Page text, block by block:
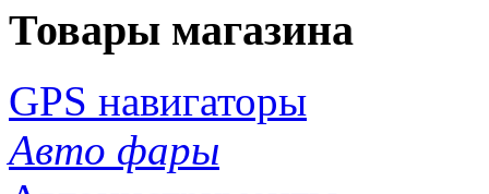
Товары магазина
GPS навигаторы
Авто фары